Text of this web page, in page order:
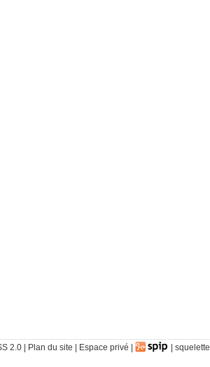
2.0| Plan du site | Espace privé | | squelette